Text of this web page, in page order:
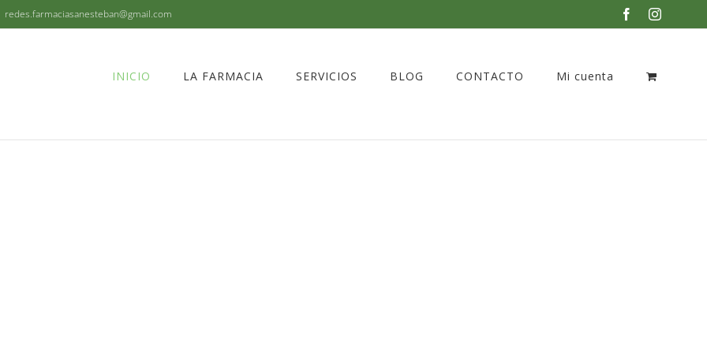
redes.farmaciasanesteban@gmail.com Facebook
INICIO LA FARMACIA SERVICIOS BLOG CONTACTO Mi cuenta